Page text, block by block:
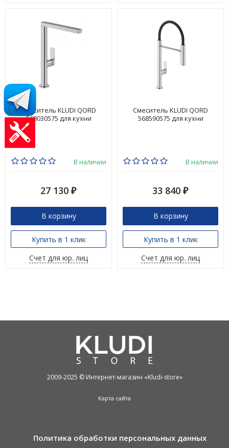
Смеситель KLUDI QORD
568030575 для кухни
В наличии
27 130 ₽
В корзину
Купить в 1 клик
Счет для юр. лиц
Смеситель KLUDI QORD
568590575 для кухни
В наличии
33 840 ₽
В корзину
Купить в 1 клик
Счет для юр. лиц
2009-2025 © Интернет-магазин «Kludi-store»
Карта сайта
Политика обработки персональных данных